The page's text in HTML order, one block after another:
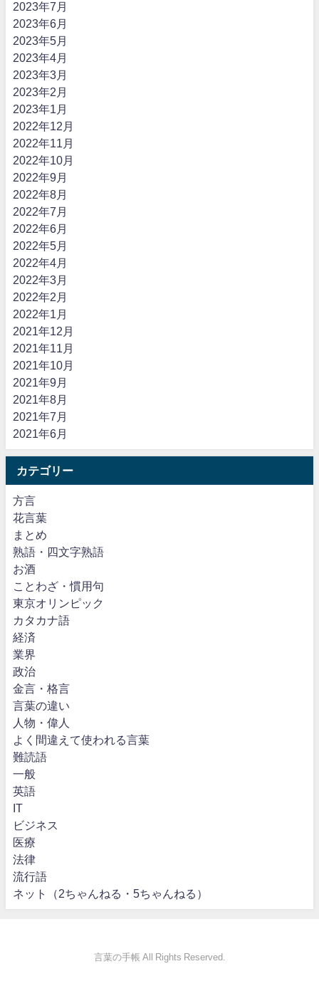
2023年7月
2023年6月
2023年5月
2023年4月
2023年3月
2023年2月
2023年1月
2022年12月
2022年11月
2022年10月
2022年9月
2022年8月
2022年7月
2022年6月
2022年5月
2022年4月
2022年3月
2022年2月
2022年1月
2021年12月
2021年11月
2021年10月
2021年9月
2021年8月
2021年7月
2021年6月
カテゴリー
方言
花言葉
まとめ
熟語・四文字熟語
お酒
ことわざ・慣用句
東京オリンピック
カタカナ語
経済
業界
政治
金言・格言
言葉の違い
人物・偉人
よく間違えて使われる言葉
難読語
一般
英語
IT
ビジネス
医療
法律
流行語
ネット（2ちゃんねる・5ちゃんねる）
言葉の手帳 All Rights Reserved.